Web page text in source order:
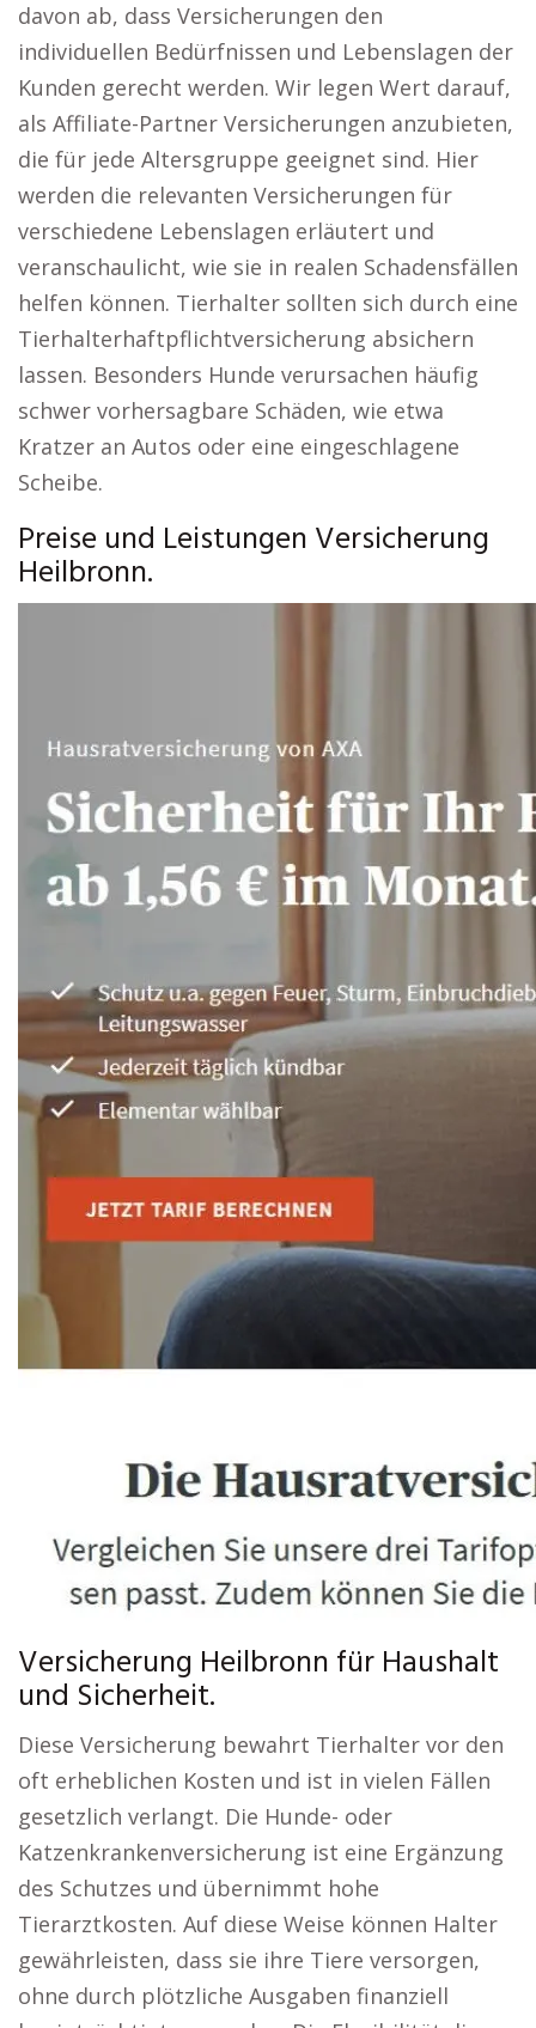
davon ab, dass Versicherungen den
individuellen Bedürfnissen und Lebenslagen der
Kunden gerecht werden. Wir legen Wert darauf,
als Affiliate-Partner Versicherungen anzubieten,
die für jede Altersgruppe geeignet sind. Hier
werden die relevanten Versicherungen für
verschiedene Lebenslagen erläutert und
veranschaulicht, wie sie in realen Schadensfällen
helfen können. Tierhalter sollten sich durch eine
Tierhalterhaftpflichtversicherung absichern
lassen. Besonders Hunde verursachen häufig
schwer vorhersagbare Schäden, wie etwa
Kratzer an Autos oder eine eingeschlagene
Scheibe.
Preise und Leistungen Versicherung
Heilbronn.
Versicherung Heilbronn für Haushalt
und Sicherheit.
Diese Versicherung bewahrt Tierhalter vor den
oft erheblichen Kosten und ist in vielen Fällen
gesetzlich verlangt. Die Hunde- oder
Katzenkrankenversicherung ist eine Ergänzung
des Schutzes und übernimmt hohe
Tierarztkosten. Auf diese Weise können Halter
gewährleisten, dass sie ihre Tiere versorgen,
ohne durch plötzliche Ausgaben finanziell